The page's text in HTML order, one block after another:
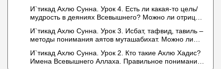
И`тикад Ахлю Сунна. Урок 4. Есть ли какая-то цель/
мудрость в деяниях Всевышнего? Можно ли отрицать
не пришло в Коране и Сунне? Концепция ибн
Таймийи
И`тикад Ахлю Сунна. Урок 3. Исбат, тафвид, тавиль –
методы понимания аятов муташабихат. Можно ли
Что означает утверждение сифата «биля кейфа»
(без образа)?
И`тикад Ахлю Сунна. Урок 2. Кто такие Ахлю Хадис?
Имена Всевышнего Аллаха. Правильное понимание